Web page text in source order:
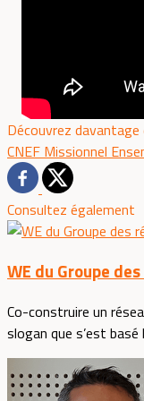
Découvrez
CNEF Missionnel
Consultez également
WE du Groupe
Co-construire un
slogan que s’est basé